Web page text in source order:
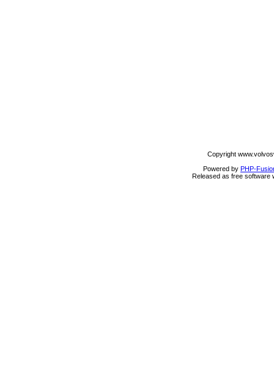
Copyright
Powered by PHP-
Released as free software